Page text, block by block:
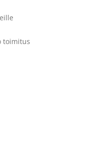
toimitus